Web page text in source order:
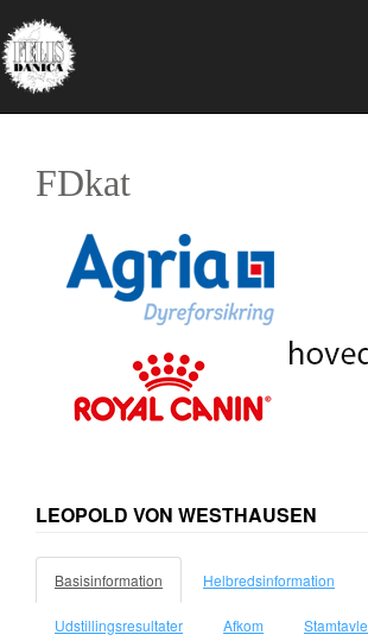
FDkat
LEOPOLD VON WESTHAUSEN
Basisinformation Helbredsinformation
Udstillingsresultater Afkom Stamtavle